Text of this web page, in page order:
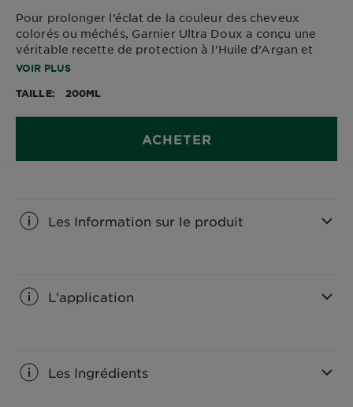
Au coeur
de
l'ingrédient
Garnier x
Bündchen
Notre
Pour prolonger l’éclat de la couleur des cheveux
colorés ou méchés, Garnier Ultra Doux a conçu une
véritable recette de protection à l’Huile d’Argan et
Cranberry.
VOIR PLUS
TAILLE 200ML
ACHETER
Les Information sur le produit
L'application
Les Ingrédients